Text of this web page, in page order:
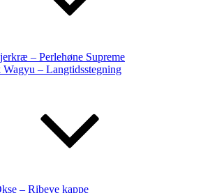
– Perlehøne Supreme
Wagyu – Langtidsstegning
– Ribeye kappe